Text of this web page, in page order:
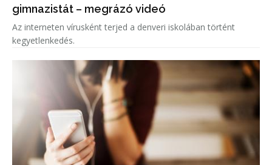
gimnazistát – megrázó videó
Az interneten vírusként terjed a denveri iskolában történt
kegyetlenkedés.